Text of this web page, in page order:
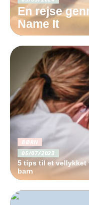
En rejse
Name It
BØRN
05/07/2023
5 tips til et
barn